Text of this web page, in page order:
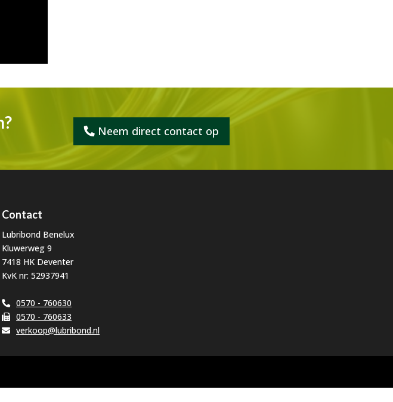
Neem direct contact op
Contact
Lubribond Benelux
Kluwerweg 9
7418 HK Deventer
KvK nr: 52937941
0570 - 760630
0570 - 760633
verkoop@lubribond.nl